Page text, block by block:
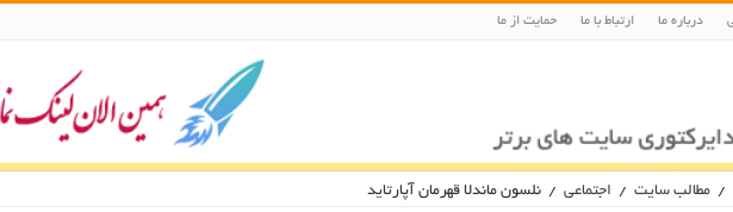
درباره ما ارتباط با ما حمایت از ما
/ مطالب سایت / اجتماعی / نلسون ماندلا قهرمان آپارتاید